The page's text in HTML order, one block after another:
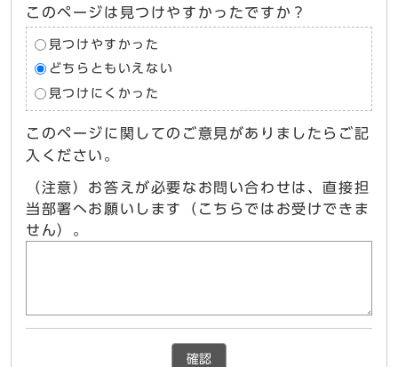
このページは見つけやすかったですか？
見つけやすかった
どちらともいえない
見つけにくかった
このページに関してのご意見がありましたらご記
入ください。
（注意）お答えが必要なお問い合わせは、直接担
当部署へお願いします（こちらではお受けできま
せん）。
確認